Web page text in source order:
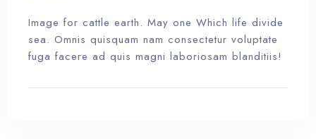
Image for cattle earth. May one Which life divide
sea. Omnis quisquam nam consectetur voluptate
fuga facere ad quis magni laboriosam blanditiis!